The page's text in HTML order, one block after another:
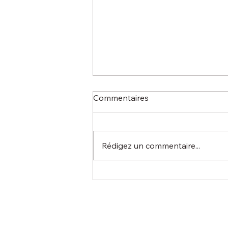
Commentaires
Rédigez un commentaire...